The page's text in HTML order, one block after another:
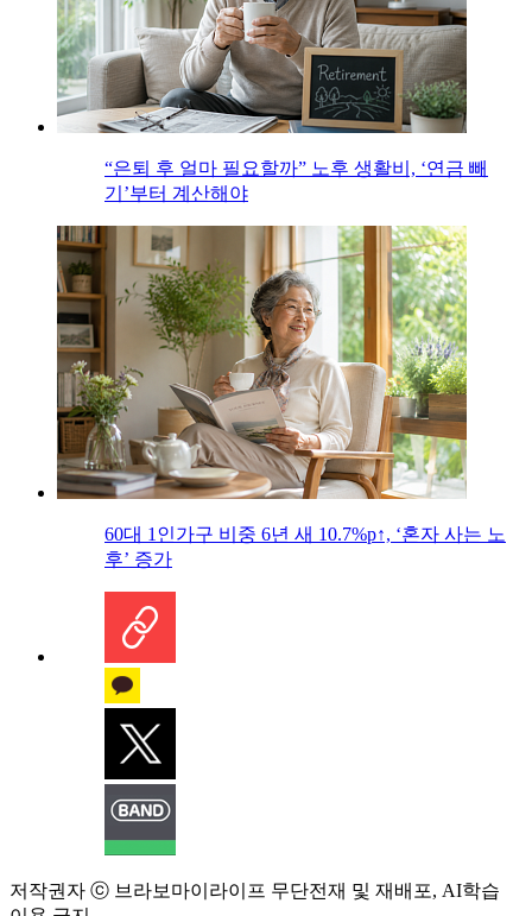
“은퇴 후 얼마 필요할까” 노후 생활비, ‘연금 빼
기’부터 계산해야
60대 1인가구 비중 6년 새 10.7%p↑, ‘혼자 사는 노
후’ 증가
저작권자 ⓒ 브라보마이라이프 무단전재 및 재배포, AI학습